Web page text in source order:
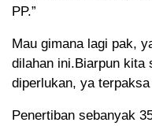
PP.”
Mau gimana lagi pak,
dilahan ini.Biarpun kita
diperlukan, ya
Penertiban sebanyak